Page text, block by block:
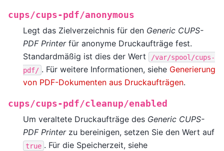
cups/cups-pdf/anonymous
Legt das Zielverzeichnis für den Generic CUPS-
PDF Printerfür anonyme Druckaufträge fest.
Standardmäßig ist dies der Wert
/var/spool/cups-
pdf/ . Für weitere Informationen, siehe Generierung
von PDF-Dokumenten aus Druckaufträgen.
cups/cups-pdf/cleanup/enabled
Um veraltete Druckaufträge des Generic CUPS-
PDF Printerzu bereinigen, setzen Sie den Wert auf
true . Für die Speicherzeit, siehe